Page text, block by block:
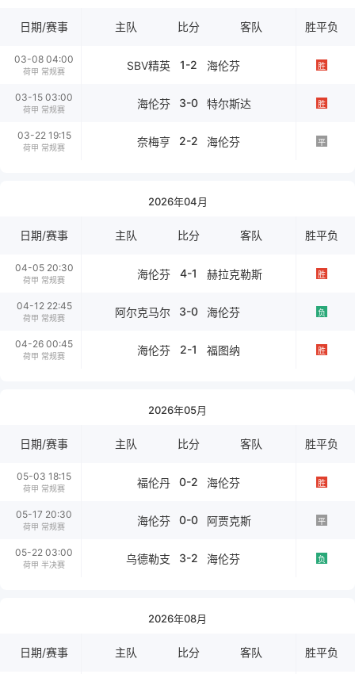
日期/赛事 主队 比分 客队 胜平负
03-08 04:00
荷甲 常规赛 SBV精英 1-2 海伦芬 胜
03-15 03:00
荷甲 常规赛 海伦芬 3-0 特尔斯达 胜
03-22 19:15
荷甲 常规赛 奈梅亨 2-2 海伦芬 平
2026年04月
日期/赛事 主队 比分 客队 胜平负
04-05 20:30
荷甲 常规赛 海伦芬 4-1 赫拉克勒斯 胜
04-12 22:45
荷甲 常规赛 阿尔克马尔 3-0 海伦芬 负
04-26 00:45
荷甲 常规赛 海伦芬 2-1 福图纳 胜
2026年05月
日期/赛事 主队 比分 客队 胜平负
05-03 18:15
荷甲 常规赛 福伦丹 0-2 海伦芬 胜
05-17 20:30
荷甲 常规赛 海伦芬 0-0 阿贾克斯 平
05-22 03:00
荷甲 半决赛 乌德勒支 3-2 海伦芬 负
2026年08月
日期/赛事 主队 比分 客队 胜平负